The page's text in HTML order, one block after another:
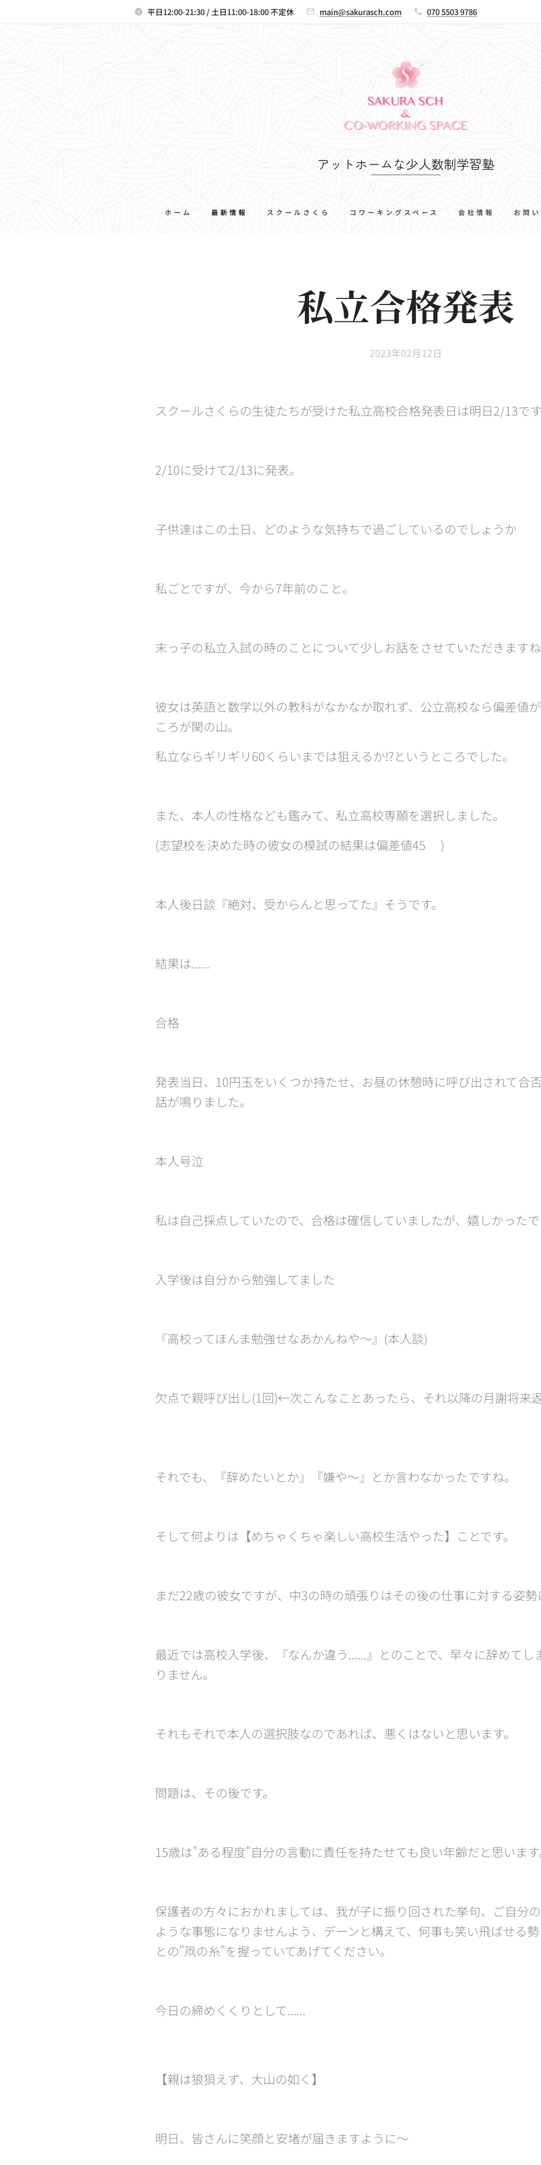
平日12:00-21:30 / 土日11:00-18:00 不定休 main@sakurasch.com 070 5503 9786
アットホームな少人数制学習塾
ホーム 最新情報 スクールさくら コワーキングスペース 会社情報 お問
私立合格発表
2023年02月12日
スクールさくらの生徒たちが受けた私立高校合格発表日は明日2/13で
2/10に受けて2/13に発表。
子供達はこの土日、どのような気持ちで過ごしているのでしょうか😊
私ごとですが、今から7年前のこと。
末っ子の私立入試の時のことについて少しお話をさせていただきます
彼女は英語と数学以外の教科がなかなか取れず、公立高校なら偏差値
ころが関の山。
私立ならギリギリ60くらいまでは狙えるか⁉️というところでした。
また、本人の性格なども鑑みて、私立高校専願を選択しました。
(志望校を決めた時の彼女の模試の結果は偏差値45💧)
本人後日談『絶対、受からんと思ってた』そうです。
結果は......
合格🌸
発表当日、10円玉をいくつか持たせ、お昼の休憩時に呼び出されて合
話が鳴りました。
本人号泣😅
私は自己採点していたので、合格は確信していましたが、嬉しかった
入学後は自分から勉強してました😊
『高校ってほんま勉強せなあかんねや〜』(本人談)
欠点で親呼び出し(1回)←次こんなことあったら、それ以降の月謝将来
それでも、『辞めたいとか』『嫌や〜』とか言わなかったですね。
そして何よりは【めちゃくちゃ楽しい高校生活やった】ことです。
まだ22歳の彼女ですが、中3の時の頑張りはその後の仕事に対する姿
最近では高校入学後、『なんか違う......』とのことで、早々に辞めて
りません。
それもそれで本人の選択肢なのであれば、悪くはないと思います。
問題は、その後です。
15歳は"ある程度"自分の言動に責任を持たせても良い年齢だと思いま
保護者の方々におかれましては、我が子に振り回された挙句、ご自分
ような事態になりませんよう、デーンと構えて、何事も笑い飛ばせる
との"凧の糸"を握っていてあげてください。
今日の締めくくりとして......
【親は狼狽えず、大山の如く】😊
明日、皆さんに笑顔と安堵が届きますように〜🌸